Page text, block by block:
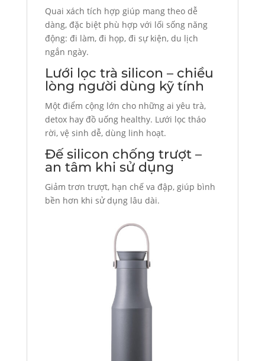
Quai xách tích hợp giúp mang theo dễ
dàng, đặc biệt phù hợp với lối sống năng
động: đi làm, đi họp, đi sự kiện, du lịch
ngắn ngày.
Lưới lọc trà silicon – chiều
lòng người dùng kỹ tính
Một điểm cộng lớn cho những ai yêu trà,
detox hay đồ uống healthy. Lưới lọc tháo
rời, vệ sinh dễ, dùng linh hoạt.
Đế silicon chống trượt –
an tâm khi sử dụng
Giảm trơn trượt, hạn chế va đập, giúp bình
bền hơn khi sử dụng lâu dài.